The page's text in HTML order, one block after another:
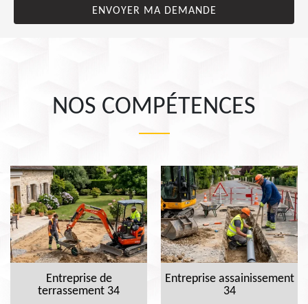
NOS COMPÉTENCES
Entreprise de
terrassement 34
Entreprise assainissement
34